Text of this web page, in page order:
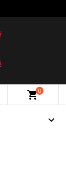
shopping_cart0